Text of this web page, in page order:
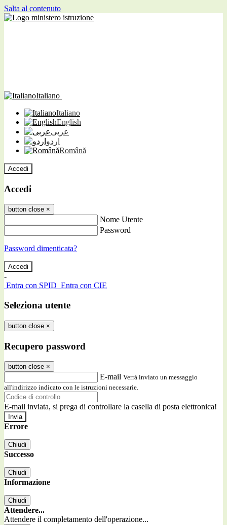
Salta al contenuto
Italiano
Italiano
English
عربى
اردو
Română
Accedi
Accedi
button close ×
Nome Utente
Password
Password dimenticata?
-
Entra con SPID Entra con CIE
Seleziona utente
button close ×
Recupero password
button close ×
E-mail Verrà inviato un messaggio
all'indirizzo indicato con le istruzioni necessarie.
E-mail inviata, si prega di controllare la casella di posta elettronica!
Errore
Chiudi
Successo
Chiudi
Informazione
Chiudi
Attendere...
Attendere il completamento dell'operazione...